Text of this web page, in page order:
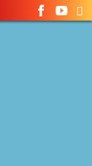
Suchen
nach: